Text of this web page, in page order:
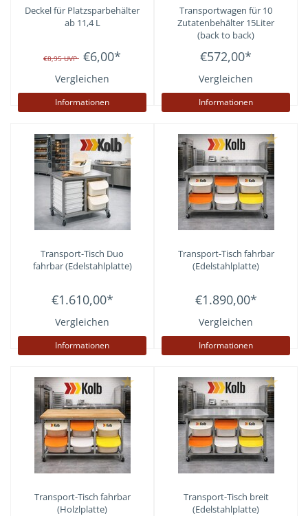
Deckel für Platzsparbehälter
ab 11,4 L
€8,95UVP €6,00*
Vergleichen
Informationen
Transportwagen für 10
Zutatenbehälter 15Liter
(back to back)
€572,00*
Vergleichen
Informationen
Transport-Tisch Duo
fahrbar (Edelstahlplatte)
€1.610,00*
Vergleichen
Informationen
Transport-Tisch fahrbar
(Edelstahlplatte)
€1.890,00*
Vergleichen
Informationen
Transport-Tisch fahrbar
(Holzlplatte)
Transport-Tisch breit
(Edelstahlplatte)